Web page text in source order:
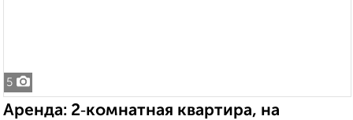
5
Аренда: 2‑комнатная квартира, на